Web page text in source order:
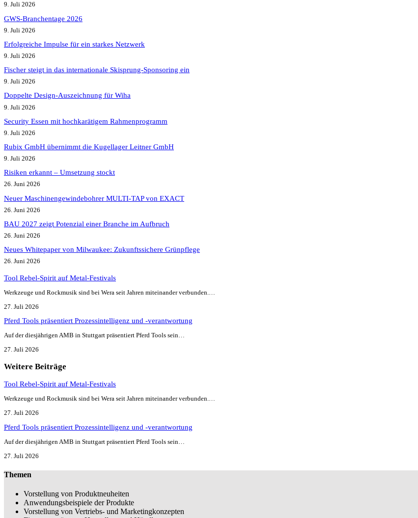
9. Juli 2026
GWS-Branchentage 2026
9. Juli 2026
Erfolgreiche Impulse für ein starkes Netzwerk
9. Juli 2026
Fischer steigt in das internationale Skisprung-Sponsoring ein
9. Juli 2026
Doppelte Design-Auszeichnung für Wiha
9. Juli 2026
Security Essen mit hochkarätigem Rahmenprogramm
9. Juli 2026
Rubix GmbH übernimmt die Kugellager Leitner GmbH
9. Juli 2026
Risiken erkannt – Umsetzung stockt
26. Juni 2026
Neuer Maschinengewindebohrer MULTI-TAP von EXACT
26. Juni 2026
BAU 2027 zeigt Potenzial einer Branche im Aufbruch​
26. Juni 2026
Neues Whitepaper von Milwaukee: Zukunftssichere Grünpflege
26. Juni 2026
Tool Rebel-Spirit auf Metal-Festivals
Werkzeuge und Rockmusik sind bei Wera seit Jahren miteinander verbunden.…
27. Juli 2026
Pferd Tools präsentiert Prozessintelligenz und -verantwortung
Auf der diesjährigen AMB in Stuttgart präsentiert Pferd Tools sein…
27. Juli 2026
Weitere Beiträge
Tool Rebel-Spirit auf Metal-Festivals
Werkzeuge und Rockmusik sind bei Wera seit Jahren miteinander verbunden.…
27. Juli 2026
Pferd Tools präsentiert Prozessintelligenz und -verantwortung
Auf der diesjährigen AMB in Stuttgart präsentiert Pferd Tools sein…
27. Juli 2026
Themen
Vorstellung von Produktneuheiten
Anwendungsbeispiele der Produkte
Vorstellung von Vertriebs- und Marketingkonzepten